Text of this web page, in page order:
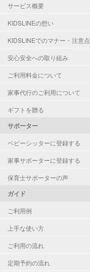
サービス概要
KIDSLINEの想い
KIDSLINEでのマナー・注意点
安心安全への取り組み
ご利用料金について
家事代行のご利用について
ギフトを贈る
サポーター
ベビーシッターに登録する
家事サポーターに登録する
保育士サポーターの声
ガイド
ご利用例
上手な使い方
ご利用の流れ
定期予約の流れ